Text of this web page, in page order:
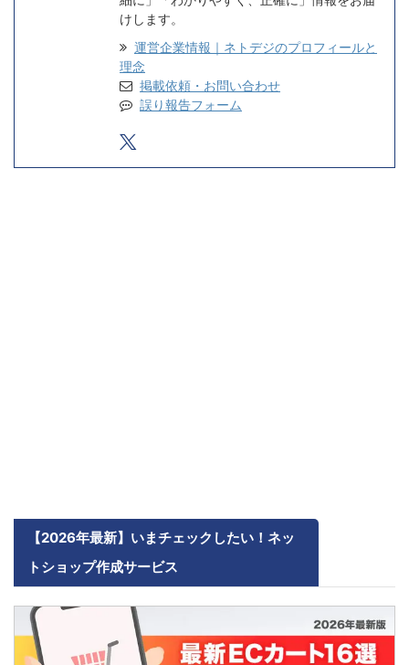
けします。
運営企業情報｜ネトデジのプロフィールと
理念
掲載依頼・お問い合わせ
誤り報告フォーム
【2026年最新】いまチェックしたい！ネッ
トショップ作成サービス